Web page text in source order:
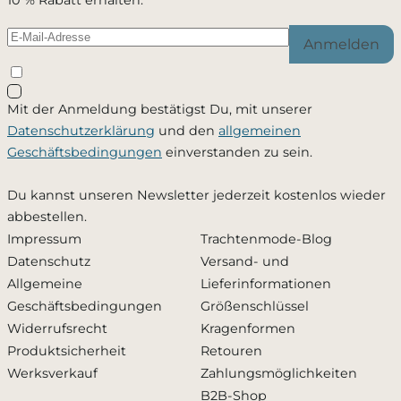
Ja, ich möchte - jederzeit widerruflich - per Mail
informiert werden, sobald dieses Produkt wieder
verfügbar ist. Meine Mailadresse wird ausschließlich
weitergegeben. DieDatenschutzerklärunghabe ich
zur Kenntnis genommen.
Rabatt erhalten
Anmelden
Mit der Anmeldung bestätigst Du, mit unserer
Datenschutzerklärung und den allgemeinen
Geschäftsbedingungen einverstanden zu sein.
Du kannst unseren Newsletter jederzeit kostenlos wieder
abbestellen.
Impressum
Datenschutz
Allgemeine
Geschäftsbedingungen
Widerrufsrecht
Produktsicherheit
Werksverkauf
Trachtenmode-Blog
Versand- und
Lieferinformationen
Größenschlüssel
Kragenformen
Retouren
Zahlungsmöglichkeiten
B2B-Shop